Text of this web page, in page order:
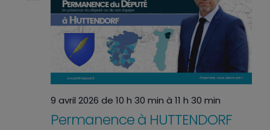
9 avril 2026 de 10 h 30 min à 11 h 30 min
Permanence à HUTTENDORF